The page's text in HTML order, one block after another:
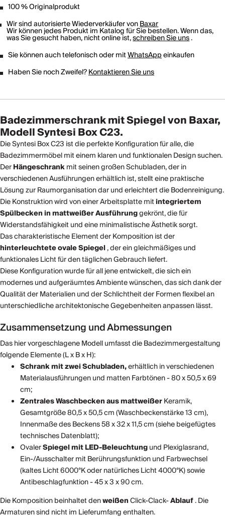
100 % Originalprodukt
Wir sind autorisierte Wiederverkäufer vonBaxar
Wir können jedes Produkt im Katalog für Sie bestellen. Wenn das,
was Sie gesucht haben, nicht online ist,schreiben Sie uns.
Sie können auch telefonisch oder mitWhatsAppeinkaufen
Haben Sie noch Zweifel?Kontaktieren Sie uns
Badezimmerschrank mit Spiegel von Baxar,
Modell Syntesi Box C23.
Die Syntesi Box C23 ist die perfekte Konfiguration für alle, die
Badezimmermöbel mit einem klaren und funktionalen Design suchen.
DerHängeschrankmit seinen großen Schubladen, der in
verschiedenen Ausführungen erhältlich ist, stellt eine praktische
Lösung zur Raumorganisation dar und erleichtert die Bodenreinigung.
Die Konstruktion wird von einer Arbeitsplatte mitintegriertem
Spülbecken in mattweißer Ausführunggekrönt, die für
Widerstandsfähigkeit und eine minimalistische Ästhetik sorgt.
Das charakteristische Element der Komposition ist der
hinterleuchtete ovale Spiegel, der ein gleichmäßiges und
funktionales Licht für den täglichen Gebrauch liefert.
Diese Konfiguration wurde für all jene entwickelt, die sich ein
modernes und aufgeräumtes Ambiente wünschen, das sich dank der
Qualität der Materialien und der Schlichtheit der Formen flexibel an
unterschiedliche architektonische Gegebenheiten anpassen lässt.
Zusammensetzung und Abmessungen
Das hier vorgeschlagene Modell umfasst die Badezimmergestaltung
folgende Elemente (L x B x H):
Schrank mit zwei Schubladen,erhältlich in verschiedenen
Materialausführungen und matten Farbtönen - 80 x 50,5 x 69
cm;
Zentrales Waschbecken ausmattweißerKeramik,
Gesamtgröße 80,5 x 50,5 cm (Waschbeckenstärke 13 cm),
Innenmaße des Beckens 58 x 32 x 11,5 cm (siehe beigefügtes
technisches Datenblatt);
OvalerSpiegelmit LED-Beleuchtungund Plexiglasrand,
Ein-/Ausschalter mit Berührungsfunktion und Farbwechsel
(kaltes Licht 6000°K oder natürliches Licht 4000°K) sowie
Antibeschlagfunktion - 45 x 3 x 90 cm.
Die Komposition beinhaltet denweißenClick-Clack-Ablauf. Die
Armaturen sind nicht im Lieferumfang enthalten.